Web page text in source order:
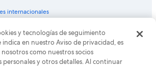
internacionales
una empresa de Expedia Group. Todos los
Expedia y el logo de Expedia son marcas
comerciales de Expedia, Inc. CST# 2029030-50.
y tecnologías de seguimiento
indica en nuestro Aviso de privacidad, es
como nuestros socios
personales y otros detalles. Al continuar